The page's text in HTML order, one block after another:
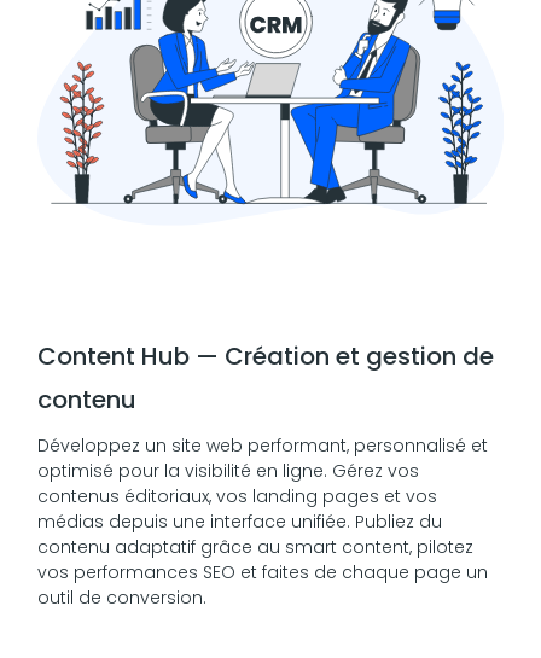
Content Hub — Création et gestion de
contenu
Développez un site web performant, personnalisé et
optimisé pour la visibilité en ligne. Gérez vos
contenus éditoriaux, vos landing pages et vos
médias depuis une interface unifiée. Publiez du
contenu adaptatif grâce au smart content, pilotez
vos performances SEO et faites de chaque page un
outil de conversion.